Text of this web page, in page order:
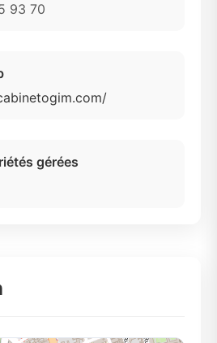
93 70
gérées